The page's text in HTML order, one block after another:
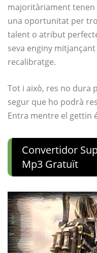
majoritàriament tenen
una oportunitat per
talent o atribut
seva enginy mitjançant
recalibratge.
Tot i això, res no dura
segur que ho podrà
Entra mentre el gettin
Convertidor
Mp3 Gratuït